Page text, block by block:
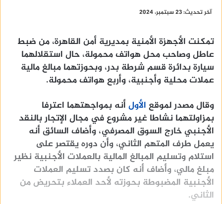
آخر تحديث: 23 سبتمبر، 2024
تمكنت الأجهزة الأمنية بمديرية أمن القاهرة، من ضبط
عاطل وصاحب محل هواتف محمولة، حال استقلالهما
سيارة بدائرة قسم شرطة بدر، وبحوزتهما مبالغ مالية
عملات محلية وأجنبية، وأربع هواتف محمولة.
وقال مصدر لموقع الأولأنه بمواجهتهما اعترفا
بمزاولتهما نشاطا غير مشروع في مجال الإتجار بالنقد
الأجنبي خارج السوق المصرفي، وأضاف السائق أنه
يعمل طرف المتهم الثاني، وأن دوره يقتصر على
استلام وتسليم المبالغ المالية بالعملات الأجنبية نظير
مبلغ مالي، وأضاف أنه كان بصدد تسليم العملات
الأجنبية المضبوطة بحوزته لأحد العملاء بتحريض من
الثاني.